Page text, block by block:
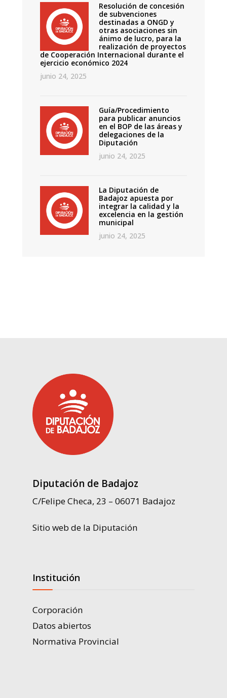
Resolución de concesión
de subvenciones
destinadas a ONGD y
otras asociaciones sin
ánimo de lucro, para la
realización de proyectos
de Cooperación Internacional durante el
ejercicio económico 2024
junio 24, 2025
Guía/Procedimiento
para publicar anuncios
en el BOP de las áreas y
delegaciones de la
Diputación
junio 24, 2025
La Diputación de
Badajoz apuesta por
integrar la calidad y la
excelencia en la gestión
municipal
junio 24, 2025
Diputación de Badajoz
C/Felipe Checa, 23 – 06071 Badajoz
Sitio web de la Diputación
Institución
Corporación
Datos abiertos
Normativa Provincial